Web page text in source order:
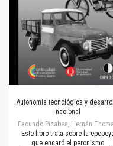
Autonomía tecnológica y
nacional
Facundo Picabea, Hernán
Este libro trata sobre la
que encaró el peronismo